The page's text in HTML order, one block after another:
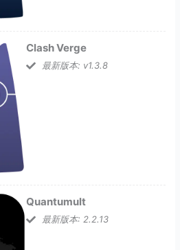
Clash Verge
最新版本: v1.3.8
Quantumult
最新版本: 2.2.13